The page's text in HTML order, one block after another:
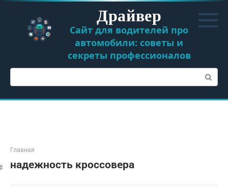
Перейти
контенту
Драйвер
Сайт для водителей про
автомобили: советы и
секреты профессионалов
Поиск:
Главная
надежность кроссовера